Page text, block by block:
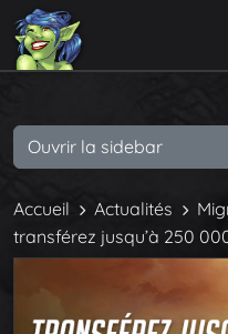
Accueil Actualités
transférez jusqu’à 250
Ouvrir la sidebar